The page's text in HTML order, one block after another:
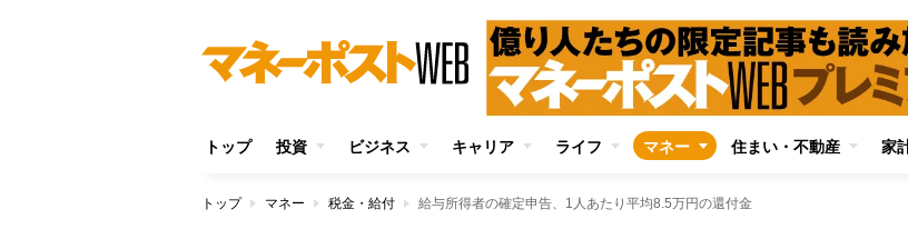
トップ 投資 ビジネス キャリア ライフ マネー 住まい・不動産 家
トップ マネー 税金・給付 給与所得者の確定申告、1人あたり平均8.5万円の還付金